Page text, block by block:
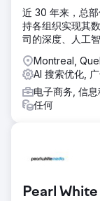
近 30 年来，总
持各组织实现其
司的深度、人工
Montreal,
AI 搜索优化,
电子商务, 信
任何
Pearl